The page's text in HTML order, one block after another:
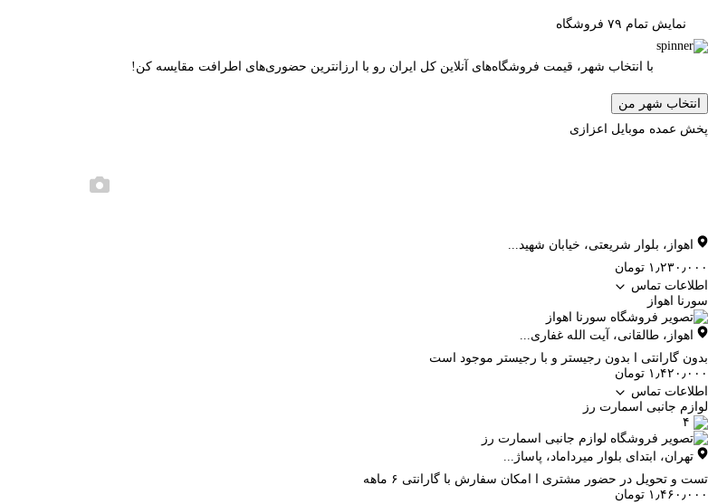
نمایش تمام ۷۹ فروشگاه
با انتخاب شهر، قیمت فروشگاه‌های آنلاین کل ایران رو با ارزانترین حضوری‌های اطرافت مقایسه کن!
انتخاب شهر من
پخش عمده موبایل اعزازی
اهواز ، بلوار شریعتی، خیابان شهید...
۱٫۲۳۰٫۰۰۰ تومان
اطلاعات تماس
سورنا اهواز
اهواز ، طالقانی، آیت الله غفاری...
بدون گارانتی ا بدون رجیستر و با رجیستر موجود است
۱٫۴۲۰٫۰۰۰ تومان
اطلاعات تماس
لوازم جانبی اسمارت رز
۴
تهران، ابتدای بلوار میرداماد، پاساژ...
تست و تحویل در حضور مشتری ا امکان سفارش با گارانتی ۶ ماهه
۱٫۴۶۰٫۰۰۰ تومان